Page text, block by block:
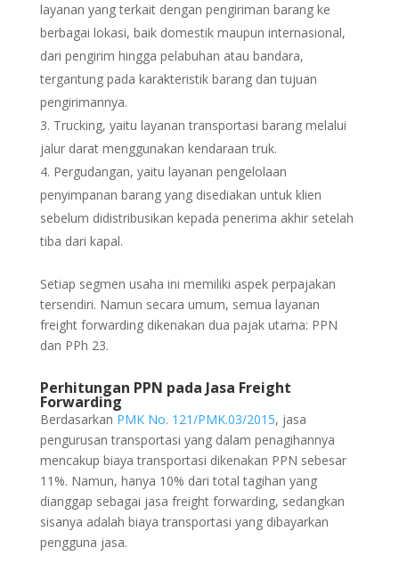
layanan yang terkait dengan pengiriman barang ke
berbagai lokasi, baik domestik maupun internasional,
dari pengirim hingga pelabuhan atau bandara,
tergantung pada karakteristik barang dan tujuan
pengirimannya.
Trucking, yaitu layanan transportasi barang melalui
jalur darat menggunakan kendaraan truk.
Pergudangan, yaitu layanan pengelolaan
penyimpanan barang yang disediakan untuk klien
sebelum didistribusikan kepada penerima akhir setelah
tiba dari kapal.
Setiap segmen usaha ini memiliki aspek perpajakan
tersendiri. Namun secara umum, semua layanan
freight forwarding dikenakan dua pajak utama: PPN
dan PPh 23.
Perhitungan PPN pada Jasa Freight
Forwarding
Berdasarkan PMK No. 121/PMK.03/2015, jasa
pengurusan transportasi yang dalam penagihannya
mencakup biaya transportasi dikenakan PPN sebesar
11%. Namun, hanya 10% dari total tagihan yang
dianggap sebagai jasa freight forwarding, sedangkan
sisanya adalah biaya transportasi yang dibayarkan
pengguna jasa.